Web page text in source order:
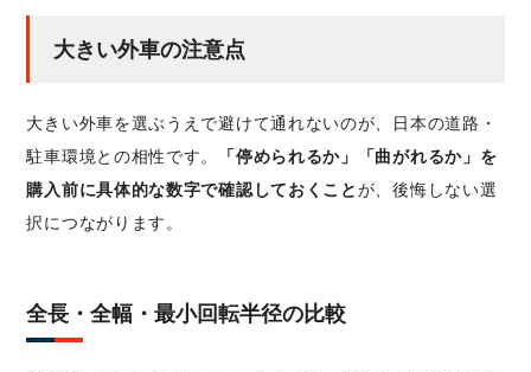
大きい外車の注意点
大きい外車を選ぶうえで避けて通れないのが、日本の道路・
駐車環境との相性です。
「停められるか」「曲がれるか」を
購入前に具体的な数字で確認しておくことが、後悔しない選
択につながります。
全長・全幅・最小回転半径の比較